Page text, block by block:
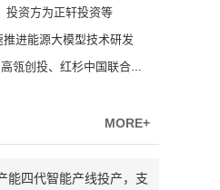
投资方为正轩投资等
进能源大模型技术研发
讯兔科技完成超1亿元Pre-A轮融资，高瓴创投、红杉中国联合领投
MORE+
能四代智能产线投产，支